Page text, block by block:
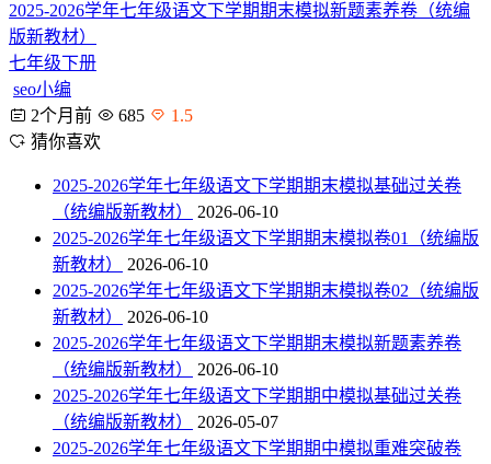
2025-2026学年七年级语文下学期期末模拟新题素养卷（统编
版新教材）
七年级下册
seo小编
2个月前
685
1.5
猜你喜欢
2025-2026学年七年级语文下学期期末模拟基础过关卷
（统编版新教材）
2026-06-10
2025-2026学年七年级语文下学期期末模拟卷01（统编版
新教材）
2026-06-10
2025-2026学年七年级语文下学期期末模拟卷02（统编版
新教材）
2026-06-10
2025-2026学年七年级语文下学期期末模拟新题素养卷
（统编版新教材）
2026-06-10
2025-2026学年七年级语文下学期期中模拟基础过关卷
（统编版新教材）
2026-05-07
2025-2026学年七年级语文下学期期中模拟重难突破卷